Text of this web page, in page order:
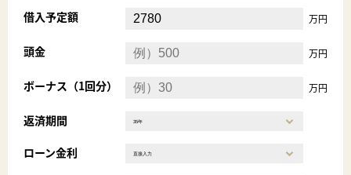
借入予定額 万円
頭金 万円
ボーナス（1回分） 万円
返済期間
ローン金利